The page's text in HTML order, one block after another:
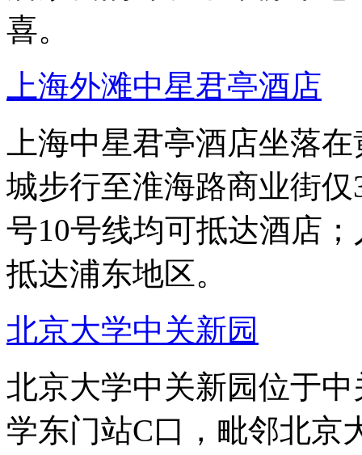
喜。
上海外滩中星君亭酒店
上海中星君亭酒店坐落
城步行至淮海路商业街
号10号线均可抵达酒店
抵达浦东地区。
北京大学中关新园
北京大学中关新园位于
学东门站C口，毗邻北京